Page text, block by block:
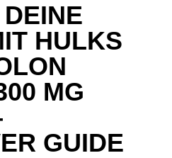
HULKS
MG
GUIDE